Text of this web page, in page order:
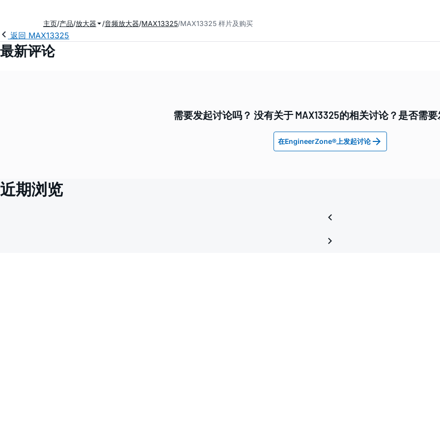
主页 产品 放大器 音频放大器 MAX13325 MAX13325 样片及购买
返回 MAX13325
最新评论
需要发起讨论吗？ 没有关于 MAX13325的相关讨论？是否需要
在EngineerZone®上发起讨论
近期浏览